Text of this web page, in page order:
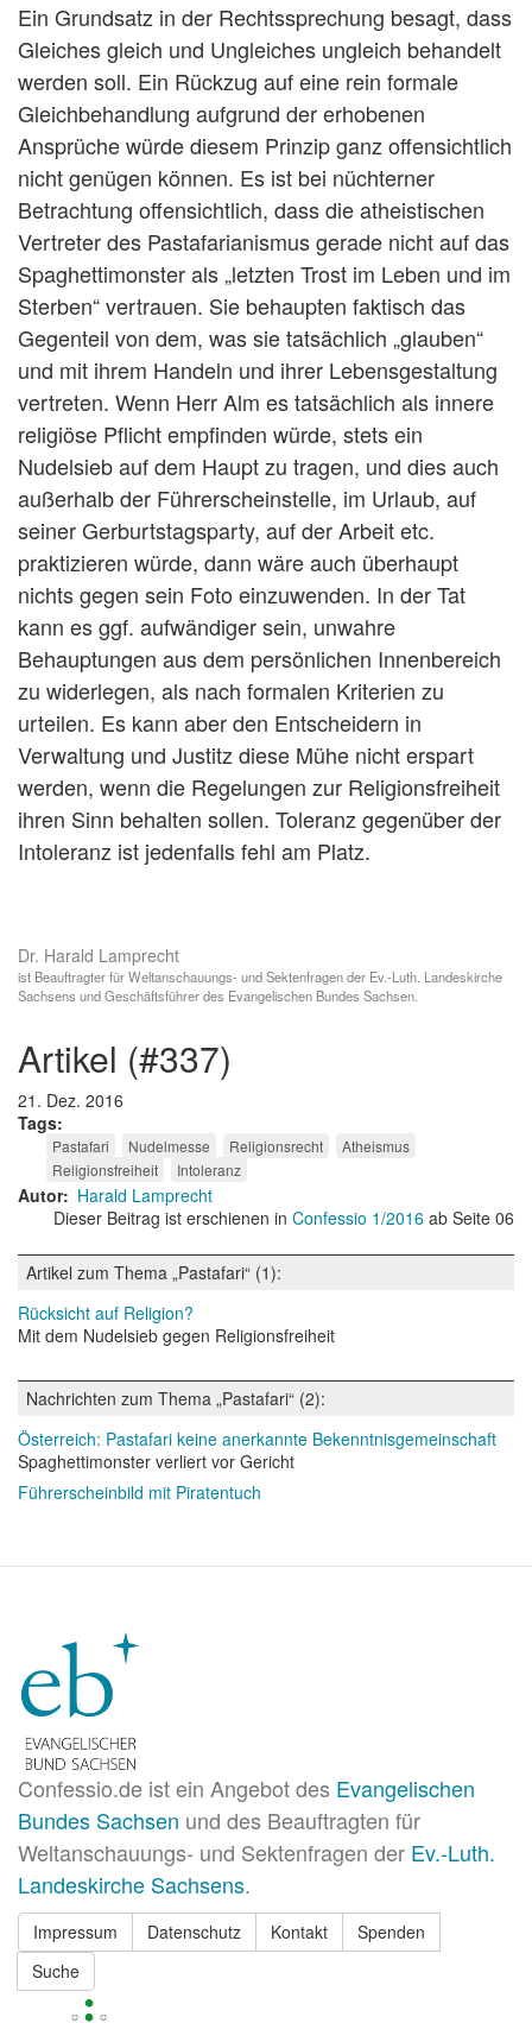
Ein Grundsatz in der Rechtssprechung besagt, dass
Gleiches gleich und Ungleiches ungleich behandelt
werden soll. Ein Rückzug auf eine rein formale
Gleichbehandlung aufgrund der erhobenen
Ansprüche würde diesem Prinzip ganz offensichtlich
nicht genügen können. Es ist bei nüchterner
Betrachtung offensichtlich, dass die atheistischen
Vertreter des Pastafarianismus gerade nicht auf das
Spaghettimonster als „letzten Trost im Leben und im
Sterben“ vertrauen. Sie behaupten faktisch das
Gegenteil von dem, was sie tatsächlich „glauben“
und mit ihrem Handeln und ihrer Lebensgestaltung
vertreten. Wenn Herr Alm es tatsächlich als innere
religiöse Pflicht empfinden würde, stets ein
Nudelsieb auf dem Haupt zu tragen, und dies auch
außerhalb der Führerscheinstelle, im Urlaub, auf
seiner Gerburtstagsparty, auf der Arbeit etc.
praktizieren würde, dann wäre auch überhaupt
nichts gegen sein Foto einzuwenden. In der Tat
kann es ggf. aufwändiger sein, unwahre
Behauptungen aus dem persönlichen Innenbereich
zu widerlegen, als nach formalen Kriterien zu
urteilen. Es kann aber den Entscheidern in
Verwaltung und Justitz diese Mühe nicht erspart
werden, wenn die Regelungen zur Religionsfreiheit
ihren Sinn behalten sollen. Toleranz gegenüber der
Intoleranz ist jedenfalls fehl am Platz.
Dr. Harald Lamprecht
ist Beauftragter für Weltanschauungs- und Sektenfragen der Ev.-Luth. Landeskirche
Sachsens und Geschäftsführer des Evangelischen Bundes Sachsen.
artikel (#337)
21. Dez. 2016
Tags
Pastafari Nudelmesse Religionsrecht
Atheismus
Religionsfreiheit
Intoleranz
Autor
Harald Lamprecht
Dieser Beitrag ist erschienen in Confessio 1/2016 ab Seite 06
Artikel zum Thema „Pastafari“ (1):
Rücksicht auf Religion?
Mit dem Nudelsieb gegen Religionsfreiheit
Nachrichten zum Thema „Pastafari“ (2):
Österreich: Pastafari keine anerkannte Bekenntnisgemeinschaft
Spaghettimonster verliert vor Gericht
Führerscheinbild mit Piratentuch
Confessio.de ist ein Angebot des Evangelischen
Bundes Sachsen und des Beauftragten für
Weltanschauungs- und Sektenfragen der Ev.-Luth.
Landeskirche Sachsens.
Impressum Datenschutz Kontakt
Spenden
Suche